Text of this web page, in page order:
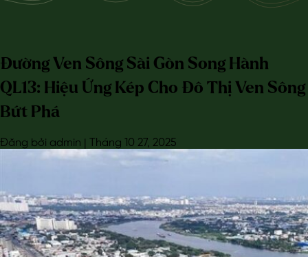
Đường Ven Sông Sài Gòn Song Hành
QL13: Hiệu Ứng Kép Cho Đô Thị Ven Sông
Bứt Phá
Đăng bởi admin | Tháng 10 27, 2025